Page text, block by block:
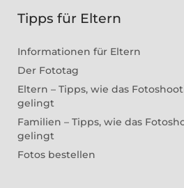
Tipps für Eltern
Informationen für Eltern
Der Fototag
Eltern – Tipps, wie das
gelingt
Familien – Tipps, wie das
gelingt
Fotos bestellen